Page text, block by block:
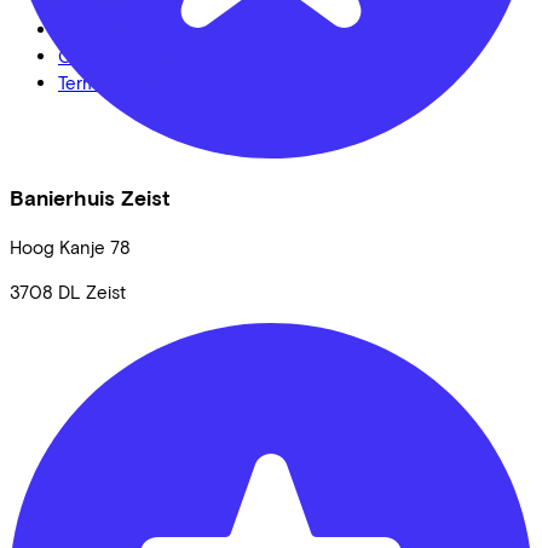
Banierhuis Zeist
Hoog Kanje 78
3708 DL Zeist
Cookie statement
Cookie settings
Terms of use